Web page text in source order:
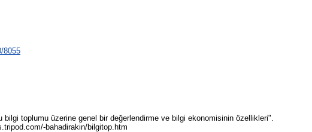
8055
bilgi toplumu üzerine genel bir değerlendirme ve bilgi ekonomisinin özellikleri".
bahadirakin/bilgitop.htm